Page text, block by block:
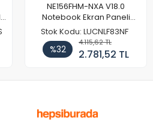
NE156FHM-NXA V18.0
Notebook Ekran Paneli
144Hz
Stok Kodu: LUCNLF83NF
%32
4.115,62 TL
2.781,52 TL